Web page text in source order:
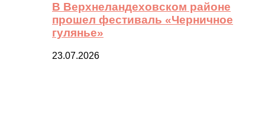
В Верхнеландеховском районе
прошел фестиваль «Черничное
гулянье»
23.07.2026